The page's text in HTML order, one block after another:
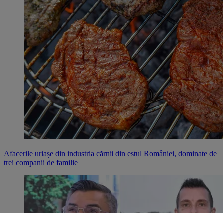
Afacerile uriașe din industria cărnii din estul României, dominate de
trei companii de familie